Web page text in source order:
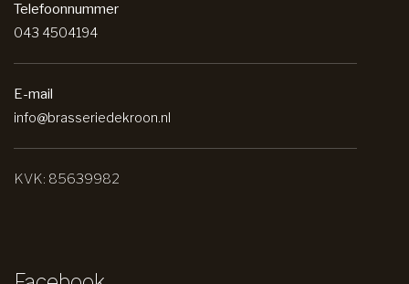
Telefoonnummer
043 4504194
E-mail
info@brasseriedekroon.nl
KVK: 85639982